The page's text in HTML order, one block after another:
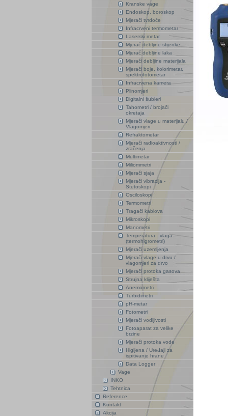
Kranske vage
Endoskop, boroskop
Mjerači tvrdoće
Infracrveni termometar
Laserski metar
Mjerač debljine stijenke
Mjerač debljine laka
Mjerači debljine materijala
Mjerači boje, kolorimetar,
spektrofotometar
Infracrvena kamera
Plinomjeri
Digitalni šubleri
Tahometri / brojači
okretaja
Mjerači vlage u materijalu /
Vlagomjeri
Refraktometar
Mjerači radioaktivnosti /
zračenja
Multimetar
Miliommetri
Mjerači sjaja
Mjerači vibracija -
Stetoskopi
Osciloskopi
Termometri
Tragači kablova
Mikroskopi
Manometri
Temperatura - vlaga
(termohigrometri)
Mjerači uzemljenja
Mjerači vlage u drvu /
vlagomjeri za drvo
Mjerači protoka gasova
Strujna kliješta
Anemometri
Turbidimetri
pH-metar
Fotometri
Mjerači vodljivosti
Fotoaparat za velike
brzine
Mjerači protoka vode
Higijena / Uređaji za
ispitivanje hrane
Data Logger
Vage
INKO
Tehtnica
Reference
Kontakt
Akcija